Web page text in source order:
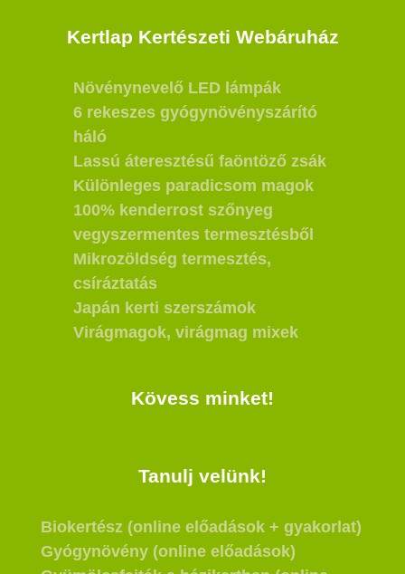
Kertlap Kertészeti Webáruház
Növénynevelő LED lámpák
6 rekeszes gyógynövényszárító
háló
Lassú áteresztésű faöntöző zsák
Különleges paradicsom magok
100% kenderrost szőnyeg
vegyszermentes termesztésből
Mikrozöldség termesztés,
csíráztatás
Japán kerti szerszámok
Virágmagok, virágmag mixek
Kövess minket!
Tanulj velünk!
Biokertész (online előadások + gyakorlat)
Gyógynövény (online előadások)